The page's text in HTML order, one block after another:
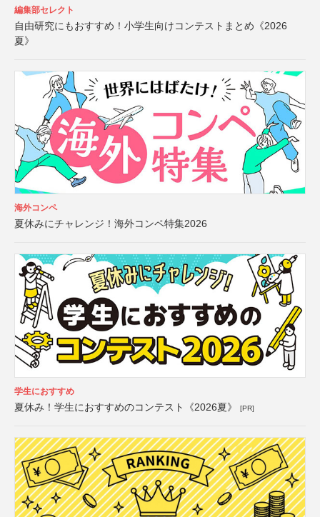
編集部セレクト
自由研究にもおすすめ！小学生向けコンテストまとめ《2026
夏》
海外コンペ
夏休みにチャレンジ！海外コンペ特集2026
学生におすすめ
夏休み！学生におすすめのコンテスト《2026夏》 [PR]